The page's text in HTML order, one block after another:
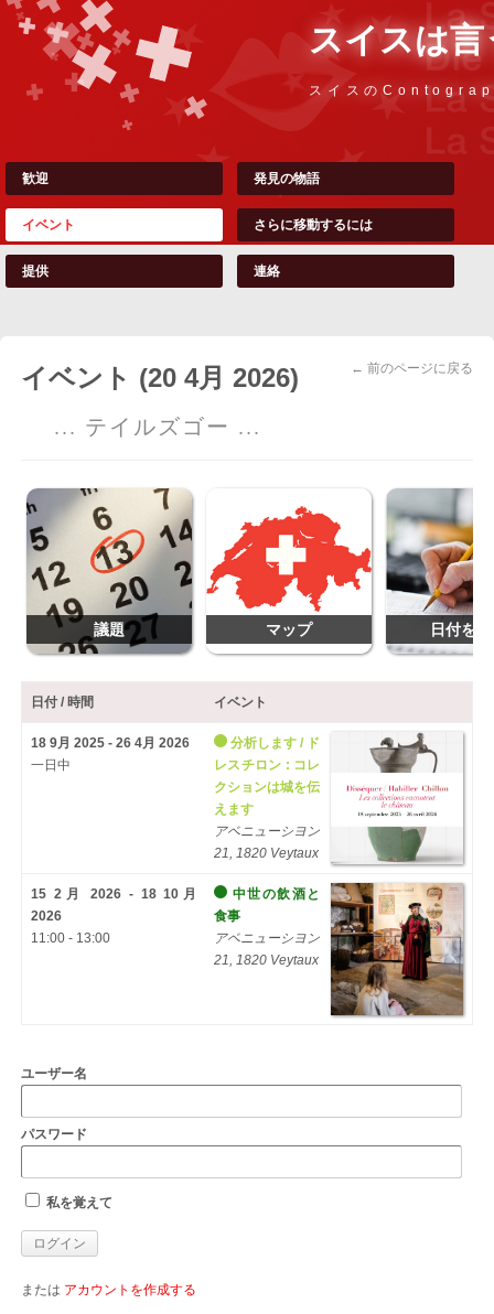
スイスは言
スイスの
歓迎 発見の物語
イベント さらに移動するには
提供 連絡
← 前のページに戻る
イベント (20 4月 2026)
... テイルズゴー ...
議題 マップ 日付を
日付 / 時間 イベント
18 9月 2025 - 26 4月 2026
一日中
分析します / ド
レスチロン : コレ
クションは城を伝
えます
アベニューシヨン
21, 1820 Veytaux
15 2月 2026 - 18 10月
2026
11:00 - 13:00
中世の飲酒と
食事
アベニューシヨン
21, 1820 Veytaux
ユーザー名
パスワード
私を覚えて
または アカウントを作成する